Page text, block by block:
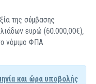
της σύμβασης
ευρώ (60.000,00€),
νόμιμο ΦΠΑ
και ώρα υποβολής